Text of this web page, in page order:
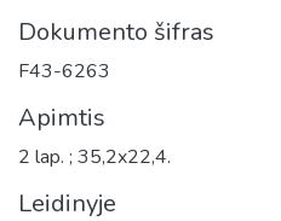
Dokumento šifras
F43-6263
Apimtis
2 lap. ; 35,2x22,4.
Leidinyje